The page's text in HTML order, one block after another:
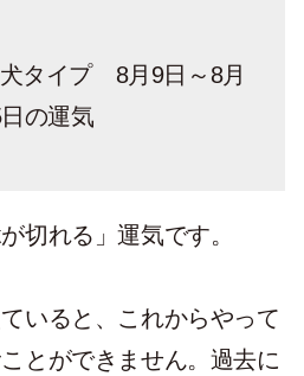
タイプ 8月9日～8月
の運気
切れる」運気です。
いると、これからやって
とができません。過去に